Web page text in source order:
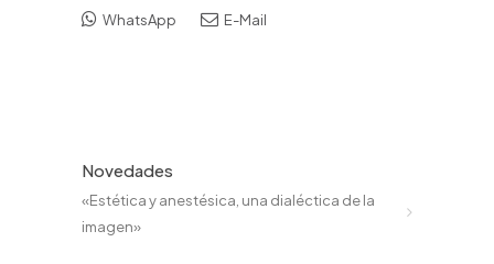
WhatsApp E-Mail
Novedades
«Estética y anestésica, una dialéctica de la
imagen»